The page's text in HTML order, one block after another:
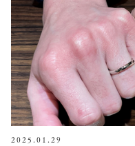
2025.01.29